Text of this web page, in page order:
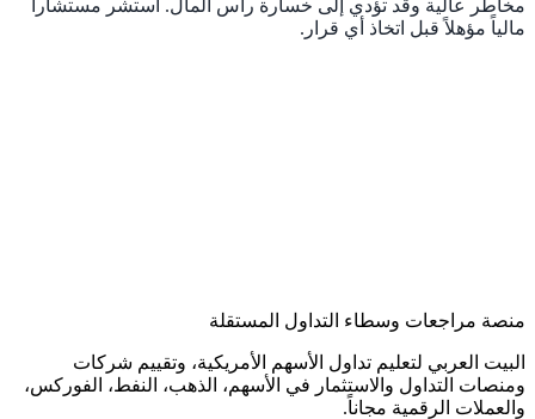
مخاطر عالية وقد تؤدي إلى خسارة رأس المال. استشر مستشاراً
مالياً مؤهلاً قبل اتخاذ أي قرار.
منصة مراجعات وسطاء التداول المستقلة
البيت العربي لتعليم تداول الأسهم الأمريكية، وتقييم شركات
ومنصات التداول والاستثمار في الأسهم، الذهب، النفط، الفوركس،
والعملات الرقمية مجاناً.